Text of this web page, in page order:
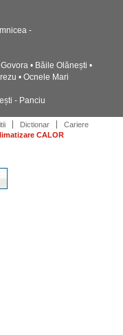
-
• Băile Olănești •
• Ocnele Mari
- Panciu
Dictionar
Cariere
CALOR